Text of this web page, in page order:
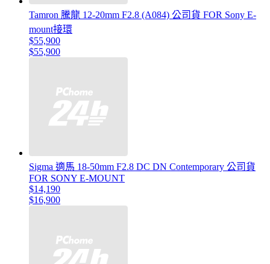
Tamron 騰龍 12-20mm F2.8 (A084) 公司貨 FOR Sony E-
mount接環
$55,900
$55,900
Sigma 適馬 18-50mm F2.8 DC DN Contemporary 公司貨
FOR SONY E-MOUNT
$14,190
$16,900